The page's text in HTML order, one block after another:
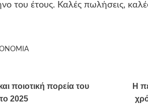
του έτους. Καλές πωλήσεις,
ποιοτική πορεία του
2025
Η